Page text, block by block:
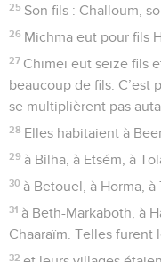
25 Son fils : Challoum,
26 Michma eut pour fils
27 Chimeï eut seize fils
beaucoup de fils. C’est
se multiplièrent pas
28 Elles habitaient à
29 à Bilha, à Etsém, à
30 à Betouel, à Horma, à
31 à Beth-Markaboth, à
Chaaraïm. Telles furent
32